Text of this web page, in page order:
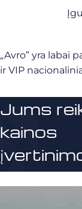
„Avro” yra labai
ir VIP
Jums
kainos